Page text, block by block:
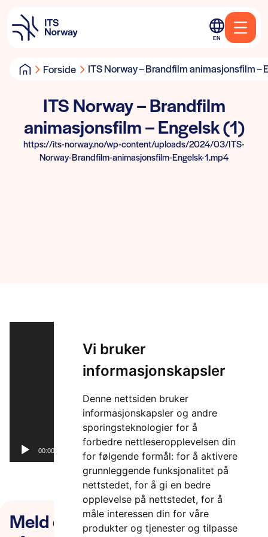
Vi bruker
informasjonskapsler
Denne nettsiden bruker
informasjonskapsler og andre
sporingsteknologier for å
forbedre nettleseropplevelsen din
for følgende formål: for å aktivere
grunnleggende funksjonalitet på
nettstedet, for å gi en bedre
opplevelse på nettstedet, for å
måle interessen din for våre
produkter og tjenester og tilpasse
EN
Forside ITS Norway – Brandfilm animasjonsfilm –
ITS Norway – Brandfilm
animasjonsfilm – Engelsk (1)
https://its-norway.no/wp-content/uploads/2024/03/ITS-
Norway-Brandfilm-animasjonsfilm-Engelsk-1.mp4
00:00
Meld deg på nyhetsbrevet